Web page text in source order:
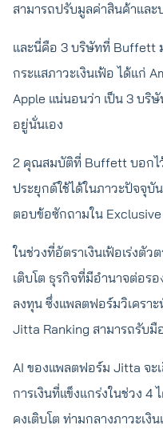
สามารถปรับมูลค่าสินค้าและ
และนี่คือ 3 บริษัทที่ Buffett
กระแสภาวะเงินเฟ้อ ได้แก่
Apple แน่นอนว่า เป็น 3 บริ
อยู่นั่นเอง
2 คุณสมบัติที่ Buffett บอกไ
ประยุกต์ใช้ได้ในภาวะปัจจุบั
ตอบข้อซักถามใน Exclusive
ในช่วงที่อัตราเงินเฟ้อเร่งตั
เติบโต ธุรกิจที่มีอำนาจต่อร
ลงทุน ซึ่งแพลตฟอร์มวิเคร
Jitta Ranking สามารถรับมื
AI ของแพลตฟอร์ม Jitta จะเ
การเงินที่แข็งแกร่งในช่วง 4
คงเติบโต ท่ามกลางภาวะเ